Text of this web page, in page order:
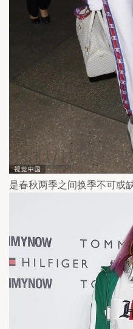
是春秋两季之间换季不可或